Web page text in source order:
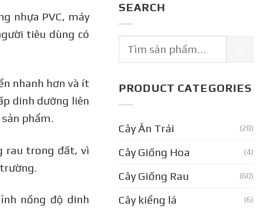
nhựa PVC, máy
tiêu dùng có
nhanh hơn và ít
dinh dưỡng liên
phẩm.
rau trong đất, vì
nồng độ dinh
SEARCH
PRODUCT CATEGORIES
Cây Ăn Trái (28)
Cây Giống Hoa (4)
Cây Giống Rau (60)
Cây kiểng lá (6)